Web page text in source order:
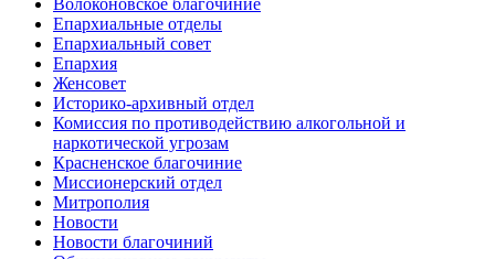
Епархиальные отделы
Епархиальный совет
Епархия
Женсовет
Историко-архивный отдел
Комиссия по противодействию алкогольной и
наркотической угрозам
Красненское благочиние
Миссионерский отдел
Митрополия
Новости
Новости благочиний